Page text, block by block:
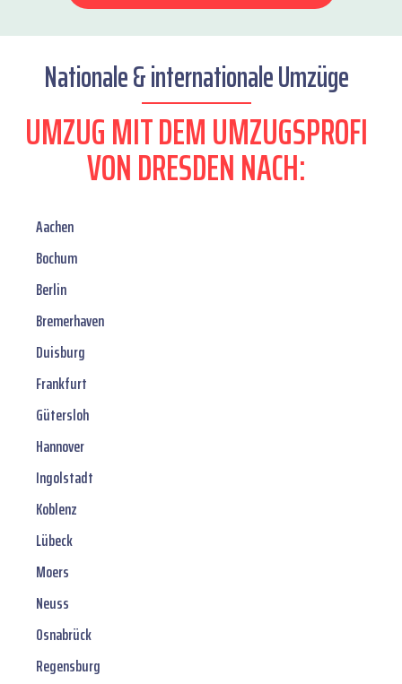
Nationale & internationale Umzüge
UMZUG MIT DEM UMZUGSPROFI
VON DRESDEN NACH:
Aachen
Bochum
Berlin
Bremerhaven
Duisburg
Frankfurt
Gütersloh
Hannover
Ingolstadt
Koblenz
Lübeck
Moers
Neuss
Osnabrück
Regensburg